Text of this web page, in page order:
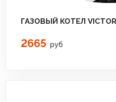
ГАЗОВЫЙ КОТЕЛ
2665 руб